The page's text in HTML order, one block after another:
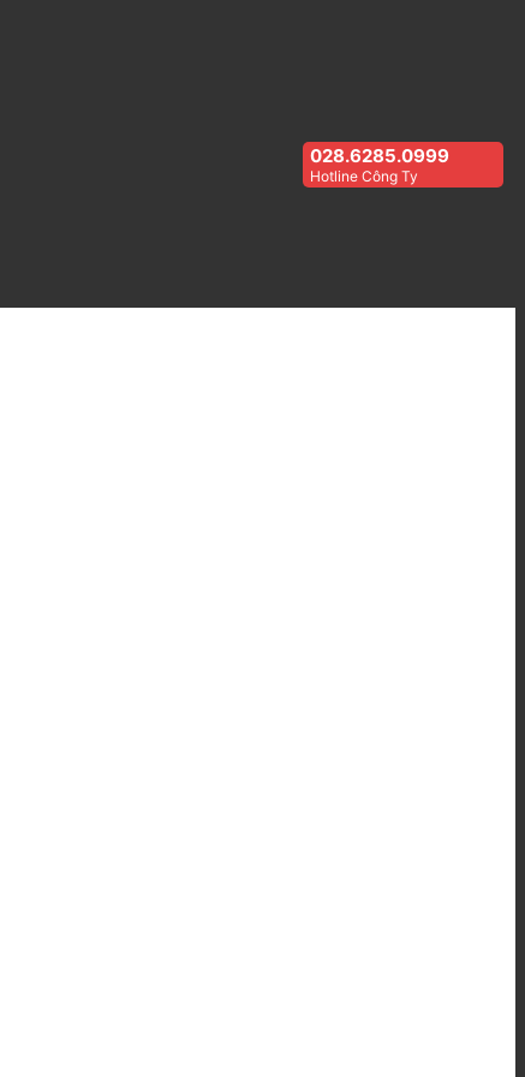
028.6285.0999
Hotline Công Ty